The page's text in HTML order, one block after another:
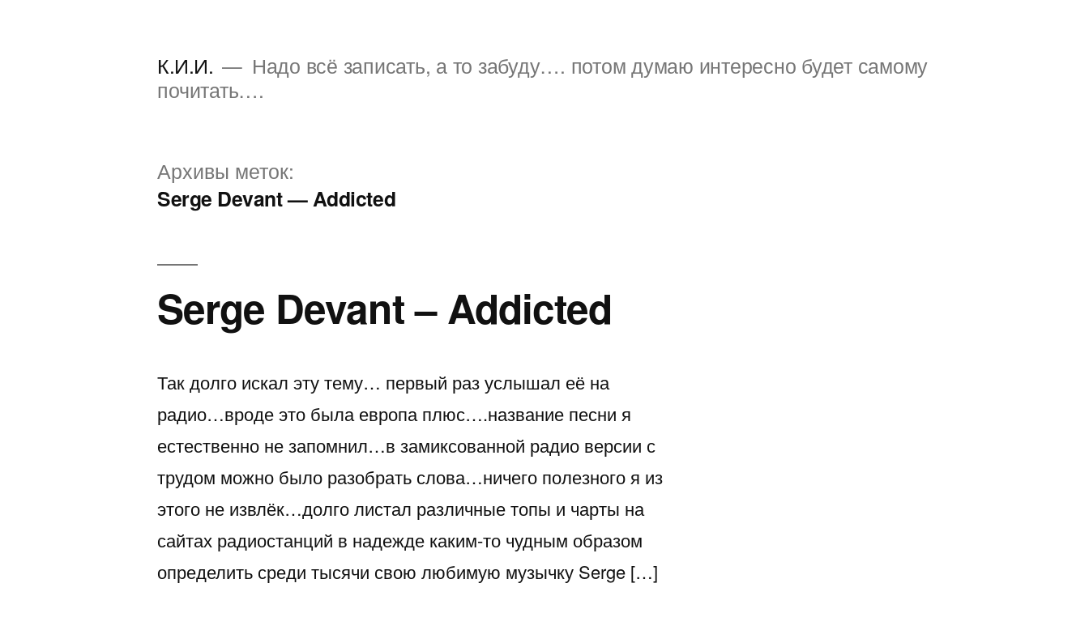
К.И.И.
Надо всё записать, а то забуду…. потом думаю интересно будет самому
почитать….
Архивы меток:
Serge Devant — Addicted
Serge Devant – Addicted
Так долго искал эту тему… первый раз услышал её на
радио…вроде это была европа плюс….название песни я
естественно не запомнил…в замиксованной радио версии с
трудом можно было разобрать слова…ничего полезного я из
этого не извлёк…долго листал различные топы и чарты на
сайтах радиостанций в надежде каким-то чудным образом
определить среди тысячи свою любимую музычку Serge […]